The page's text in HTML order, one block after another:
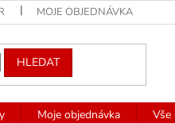
MOJE OBJEDNÁVKA
HLEDAT
Moje objednávka
Vše